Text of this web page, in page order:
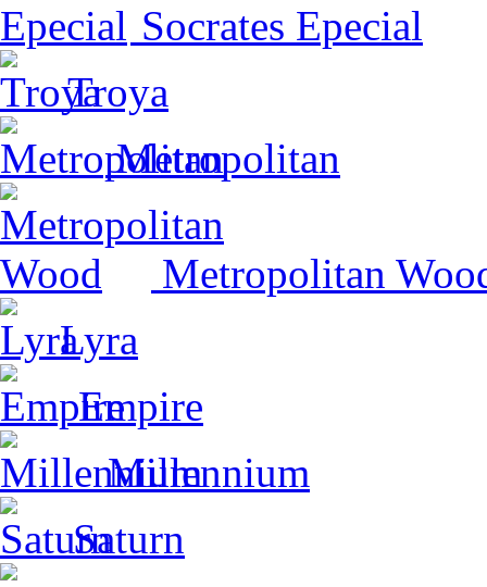
Socrates Epecial
Troya
Metropolitan
Metropolitan
Lyra
Empire
Millennium
Saturn